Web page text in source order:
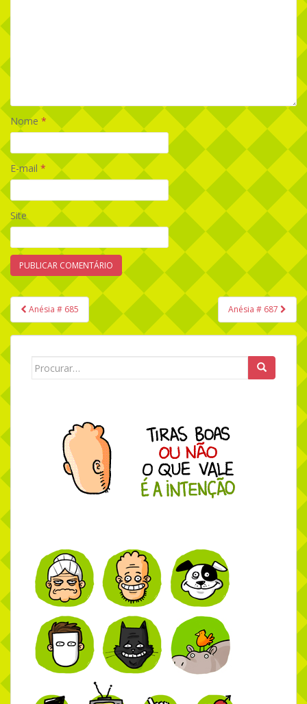
Nome *
E-mail *
Site
Navegação de Post
Anésia # 685 Anésia # 687
Search for: